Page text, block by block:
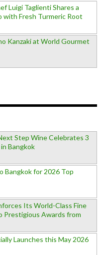
Luigi Taglienti Shares a
with Fresh Turmeric Root
Kanzaki at World Gourmet
Step Wine Celebrates 3
Bangkok
Bangkok for 2026 Top
Its World-Class Fine
Prestigious Awards from
Launches this May 2026